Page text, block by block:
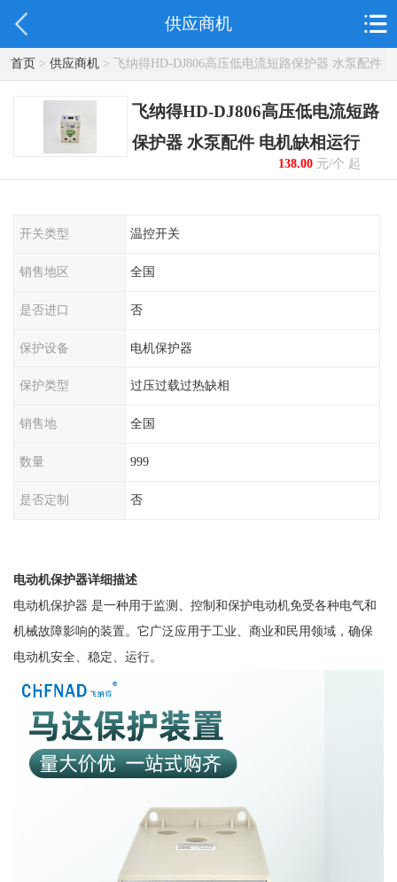
供应商机
首页> 供应商机> 飞纳得HD-DJ806高压低电流短路保护器 水泵配件
电机缺相运行
飞纳得HD-DJ806高压低电流短路
保护器 水泵配件 电机缺相运行
138.00元/个 起
开关类型 温控开关
销售地区 全国
是否进口 否
保护设备 电机保护器
保护类型 过压过载过热缺相
销售地 全国
数量 999
是否定制 否
电动机保护器详细描述
电动机保护器 是一种用于监测、控制和保护电动机免受各种电气和
机械故障影响的装置。它广泛应用于工业、商业和民用领域，确保
电动机安全、稳定、运行。